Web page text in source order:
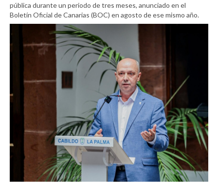
pública durante un periodo de tres meses, anunciado en el
Boletín Oficial de Canarias (BOC) en agosto de ese mismo año.